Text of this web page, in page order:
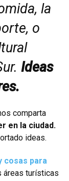
la
o
Ideas
comparta
en la ciudad.
ideas.
cosas para
áreas turísticas